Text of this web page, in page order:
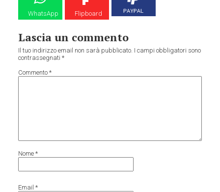
WhatsApp Flipboard
Lascia un commento
Il tuo indirizzo email non sarà pubblicato. I campi obbligatori sono
contrassegnati*
Commento*
Nome*
Email*